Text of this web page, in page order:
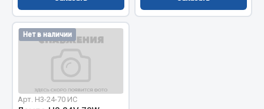
Весь раздел
Camozzi
Нет в наличии
Арт. H3-24-70 ИС